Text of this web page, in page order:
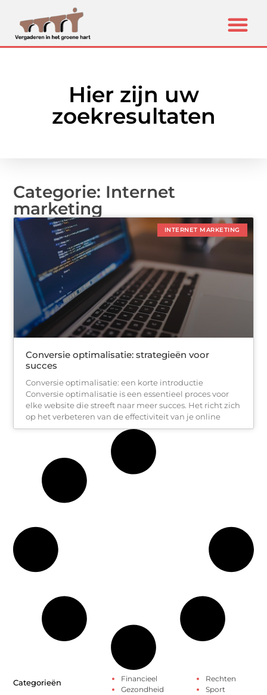
Hier zijn uw
zoekresultaten
Categorie: Internet
marketing
INTERNET MARKETING
Conversie optimalisatie: strategieën voor
succes
Conversie optimalisatie: een korte introductie
Conversie optimalisatie is een essentieel proces voor
elke website die streeft naar meer succes. Het richt zich
op het verbeteren van de effectiviteit van je online
Categorieën
Financieel
Gezondheid
Rechten
Sport